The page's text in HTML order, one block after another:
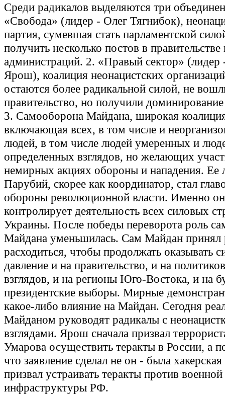
Среди радикалов выделяются три
«Свобода» (лидер - Олег Тягнибок),
партия, сумевшая стать парламентской
получить несколько постов в правительстве
администраций. 2. «Правый сектор»
Ярош), коалиция неонацистских
остаются более радикальной силой, не
правительство, но получили
3. Самооборона Майдана, широкая
включающая всех, в том числе и
людей, в том числе людей умеренных и
определенных взглядов, но желающих
немирных акциях обороны и нападения. Ее
Парубий, скорее как координатор, стал
обороны революционной власти. Именно он
контролирует деятельность всех силовых
Украины. После победы переворота роль
Майдана уменьшилась. Сам Майдан принял
расходиться, чтобы продолжать оказывать
давление и на правительство, и на
взглядов, и на регионы Юго-Востока, и на
президентские выборы. Мирные
какое-либо влияние на Майдан. Сегодня
Майданом руководят радикалы с
взглядами. Ярош сначала призвал
Умарова осуществить теракты в России, а
что заявление сделал не он - была хакерская
призвал устраивать теракты против военной
инфраструктуры РФ.